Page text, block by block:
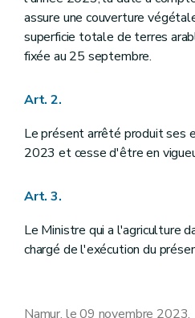
assure une couverture
superficie totale de terres
fixée au 25 septembre.
Art. 2.
Le présent arrêté produit ses
2023 et cesse d'être en
Art. 3.
Le Ministre qui a l'agriculture
chargé de l'exécution du
Namur, le 09 novembre 2023.